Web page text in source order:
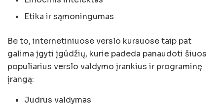
Etika ir sąmoningumas
Be to, internetiniuose verslo kursuose taip pat
galima įgyti įgūdžių, kurie padeda panaudoti šiuos
populiarius verslo valdymo įrankius ir programinę
įrangą:
Judrus valdymas